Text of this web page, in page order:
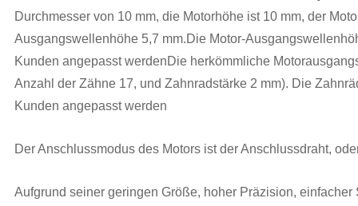
Durchmesser von 10 mm, die Motorhöhe ist 10 mm, der
Ausgangswellenhöhe 5,7 mm.Die Motor-
Kunden angepasst werdenDie herkömmliche
Anzahl der Zähne 17, und Zahnradstärke 2 mm). Die
Kunden angepasst werden
Der Anschlussmodus des Motors ist der Anschlussdraht,
Aufgrund seiner geringen Größe, hoher Präzision,